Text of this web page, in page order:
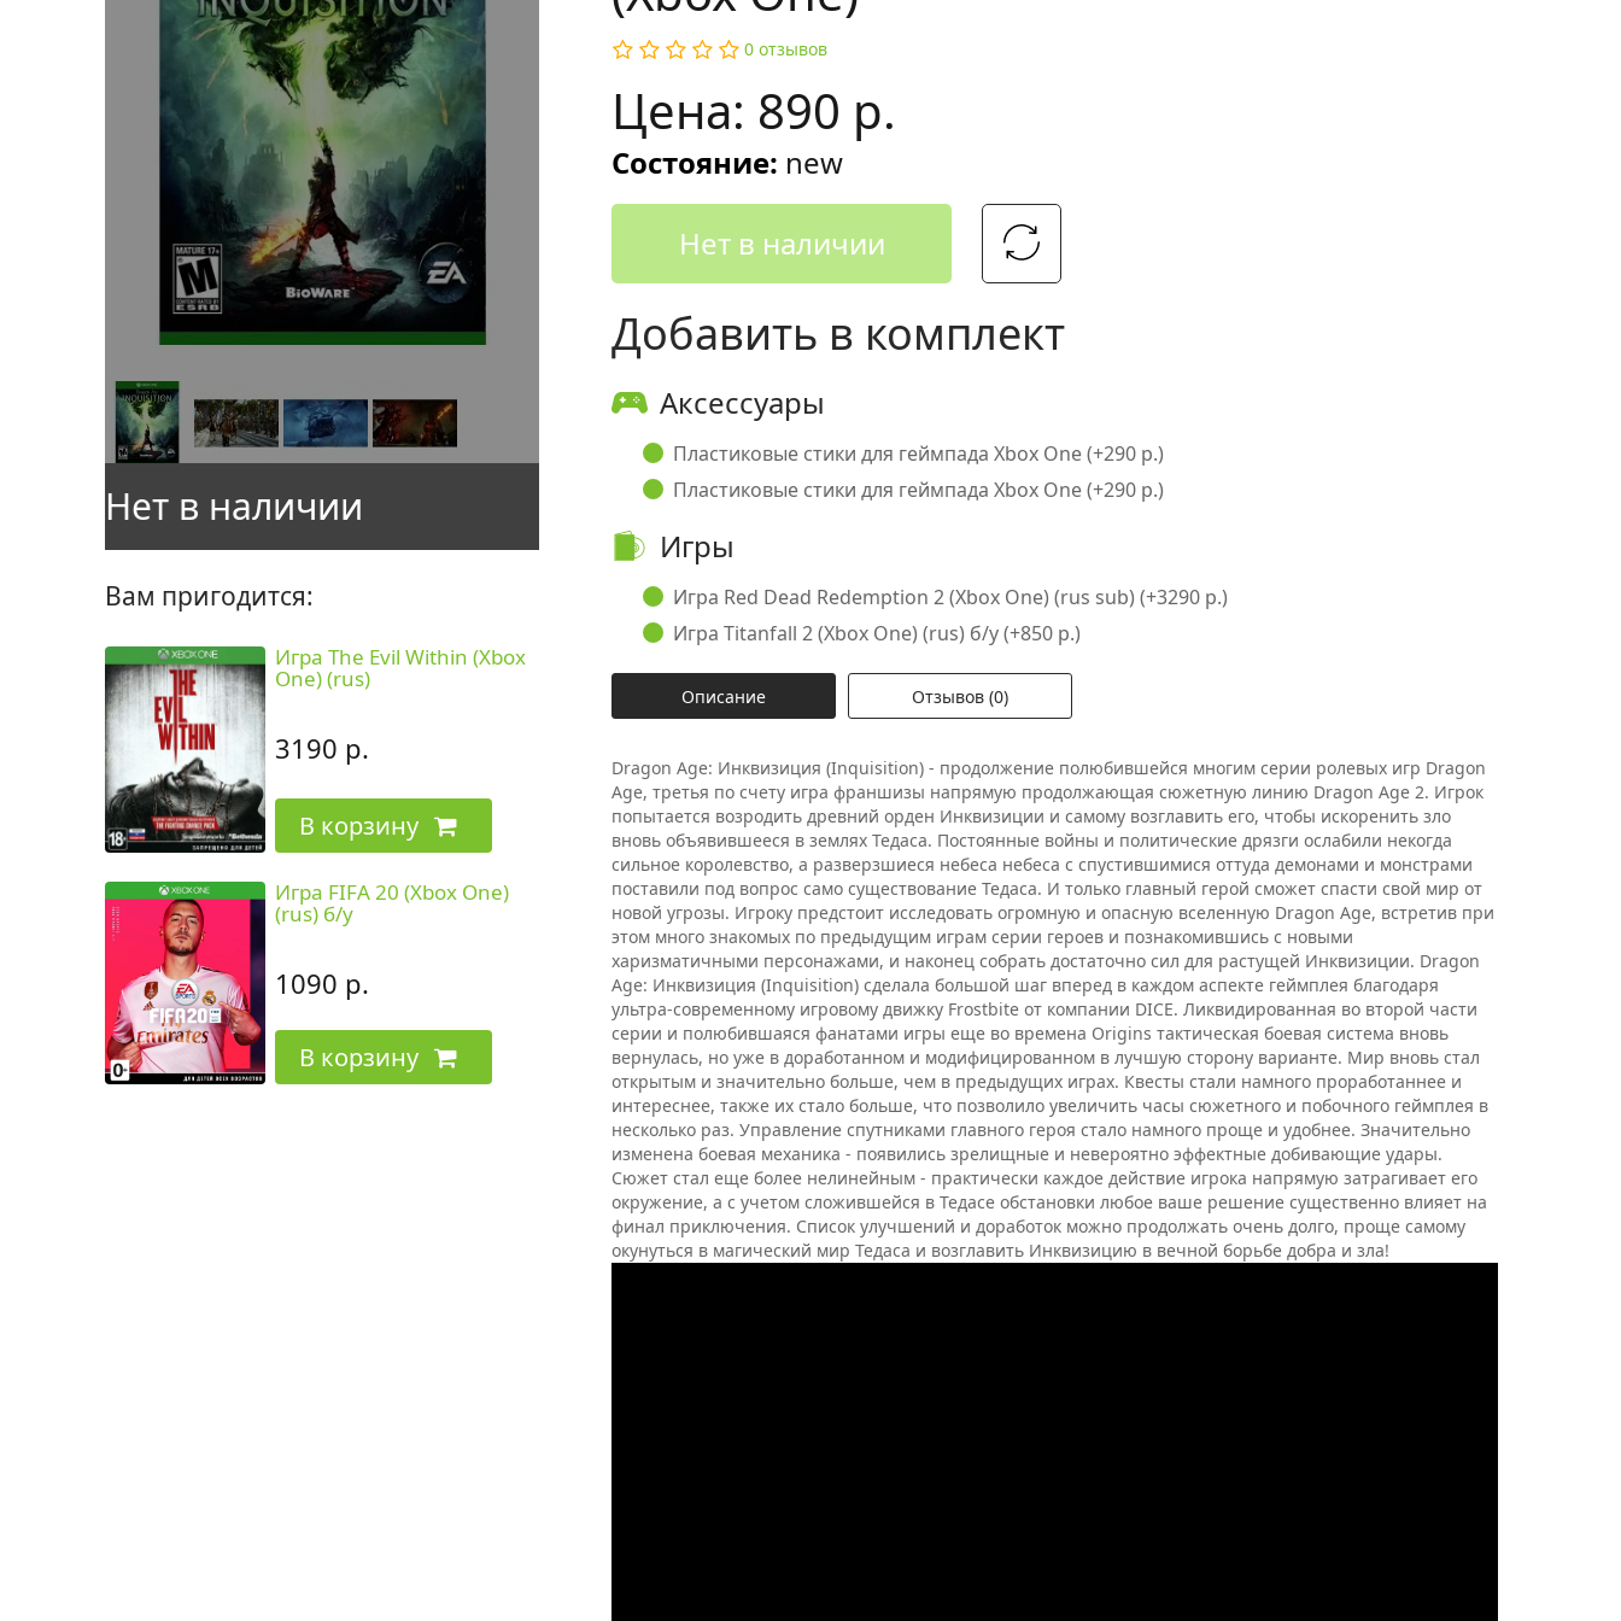
Вам пригодится:
Игра The Evil Within (Xbox
One) (rus)
3190 р.
В корзину
Игра FIFA 20 (Xbox One)
(rus) б/у
1090 р.
В корзину
0 отзывов
Цена: 890 р.
Состояние: new
Нет в наличии
Добавить в комплект
Аксессуары
Пластиковые стики для геймпада Xbox One (+290 р.)
Пластиковые стики для геймпада Xbox One (+290 р.)
Игры
Игра Red Dead Redemption 2 (Xbox One) (rus sub) (+3290 р.)
Игра Titanfall 2 (Xbox One) (rus) б/у (+850 р.)
Описание Отзывов (0)
Dragon Age: Инквизиция (Inquisition) - продолжение полюбившейся многим серии ролевых игр Dragon
Age, третья по счету игра франшизы напрямую продолжающая сюжетную линию Dragon Age 2. Игрок
попытается возродить древний орден Инквизиции и самому возглавить его, чтобы искоренить зло
вновь объявившееся в землях Тедаса. Постоянные войны и политические дрязги ослабили некогда
сильное королевство, а разверзшиеся небеса небеса с спустившимися оттуда демонами и монстрами
поставили под вопрос само существование Тедаса. И только главный герой сможет спасти свой мир от
новой угрозы. Игроку предстоит исследовать огромную и опасную вселенную Dragon Age, встретив при
этом много знакомых по предыдущим играм серии героев и познакомившись с новыми
харизматичными персонажами, и наконец собрать достаточно сил для растущей Инквизиции. Dragon
Age: Инквизиция (Inquisition) сделала большой шаг вперед в каждом аспекте геймплея благодаря
ультра-современному игровому движку Frostbite от компании DICE. Ликвидированная во второй части
серии и полюбившаяся фанатами игры еще во времена Origins тактическая боевая система вновь
вернулась, но уже в доработанном и модифицированном в лучшую сторону варианте. Мир вновь стал
открытым и значительно больше, чем в предыдущих играх. Квесты стали намного проработаннее и
интереснее, также их стало больше, что позволило увеличить часы сюжетного и побочного геймплея в
несколько раз. Управление спутниками главного героя стало намного проще и удобнее. Значительно
изменена боевая механика - появились зрелищные и невероятно эффектные добивающие удары.
Сюжет стал еще более нелинейным - практически каждое действие игрока напрямую затрагивает его
окружение, а с учетом сложившейся в Тедасе обстановки любое ваше решение существенно влияет на
финал приключения. Список улучшений и доработок можно продолжать очень долго, проще самому
окунуться в магический мир Тедаса и возглавить Инквизицию в вечной борьбе добра и зла!